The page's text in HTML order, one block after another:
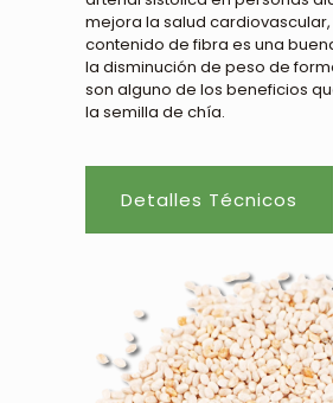
mejora la salud
contenido de fibra es una
la disminución de peso de
son alguno de los beneficios
la semilla de chía.
Detalles Técnicos